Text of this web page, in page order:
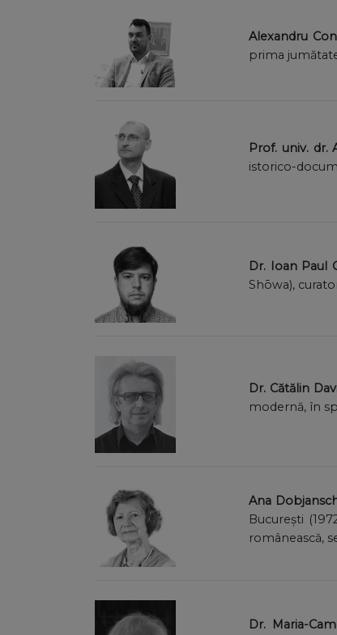
Alexandru
prima
Prof. univ. dr.
istorico-
Dr. Ioan Paul
Shōwa),
Dr. Cătălin
modernă, în
Ana
București
românească,
Dr. Maria-